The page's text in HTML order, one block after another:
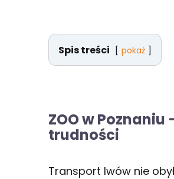
Spis treści pokaż
ZOO w
trudności
Transport lwów nie